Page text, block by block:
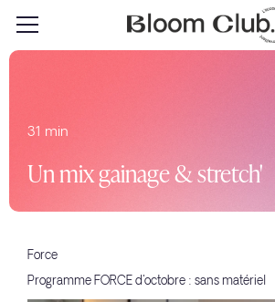
31 min
Un mix gainage & stretch'
Force
Programme FORCE d'octobre : sans matériel